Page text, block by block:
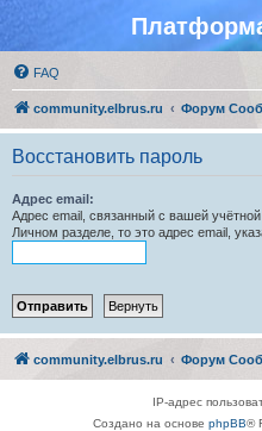
FAQ
community.elbrus.ru Форум
Восстановить пароль
Адрес email:
Адрес email, связанный с вашей
Личном разделе, то это адрес email,
community.elbrus.ru Форум
IP-адрес
Создано на основе phpBB®